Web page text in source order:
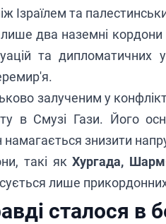
Ізраїлем та
два наземні кордони
та дипломатичних
залученим у
в Смузі Гази. Його
знизити
такі якХургада,
лише
сталося в